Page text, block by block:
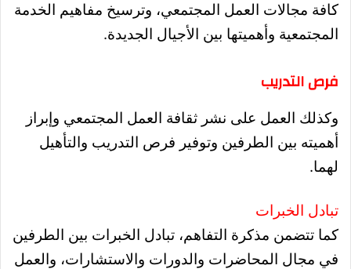
كافة مجالات العمل المجتمعي، وترسيخ مفاهيم الخدمة
المجتمعية وأهميتها بين الأجيال الجديدة.
فرص التدريب
وكذلك العمل على نشر ثقافة العمل المجتمعي وإبراز
أهميته بين الطرفين وتوفير فرص التدريب والتأهيل
لهما.
تبادل الخبرات
كما تتضمن مذكرة التفاهم، تبادل الخبرات بين الطرفين
في مجال المحاضرات والدورات والاستشارات، والعمل